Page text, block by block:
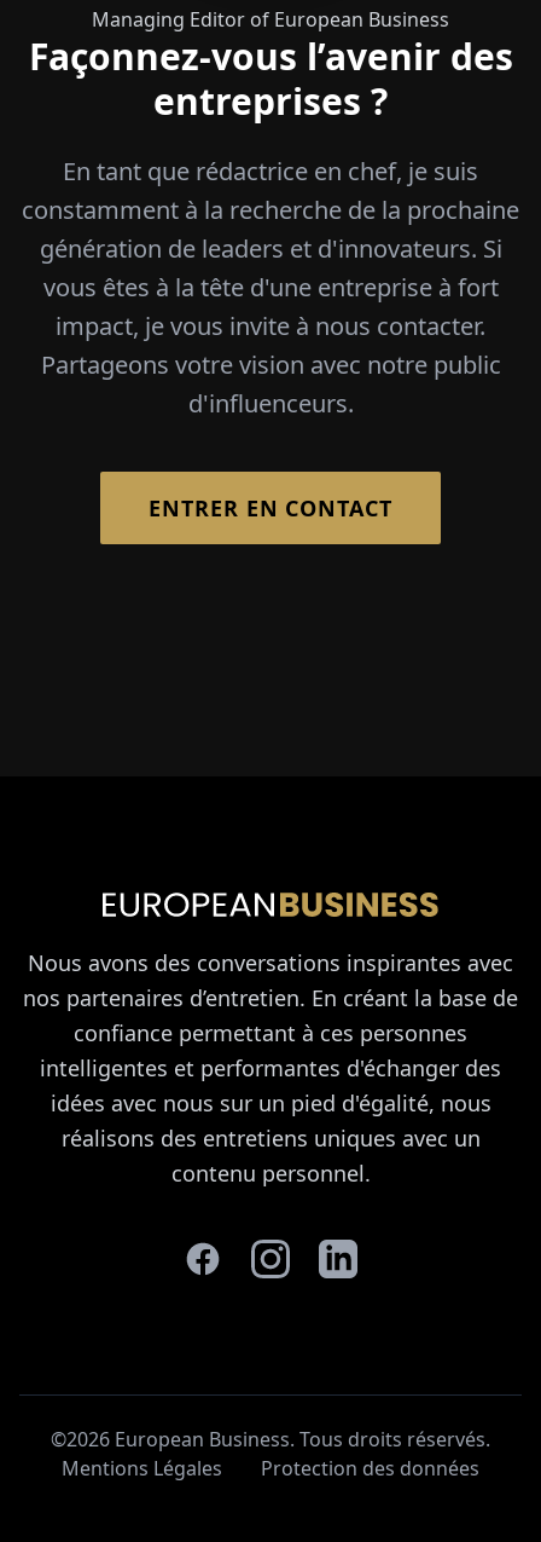
Managing Editor of European Business
Façonnez-vous l’avenir des
entreprises ?
En tant que rédactrice en chef, je suis
constamment à la recherche de la prochaine
génération de leaders et d'innovateurs. Si
vous êtes à la tête d'une entreprise à fort
impact, je vous invite à nous contacter.
Partageons votre vision avec notre public
d'influenceurs.
ENTRER EN CONTACT
Nous avons des conversations inspirantes avec
nos partenaires d’entretien. En créant la base de
confiance permettant à ces personnes
intelligentes et performantes d'échanger des
idées avec nous sur un pied d'égalité, nous
réalisons des entretiens uniques avec un
contenu personnel.
©2026 European Business. Tous droits réservés.
Mentions Légales
Protection des données